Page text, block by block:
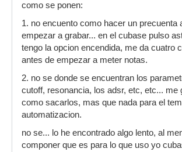
como se ponen:
1. no encuento como hacer un precuenta
empezar a grabar... en el cubase pulso
tengo la opcion encendida, me da cuatro
antes de empezar a meter notas.
2. no se donde se encuentran los
cutoff, resonancia, los adsr, etc, etc... me
como sacarlos, mas que nada para el
automatizacion.
no se... lo he encontrado algo lento, al
componer que es para lo que uso yo